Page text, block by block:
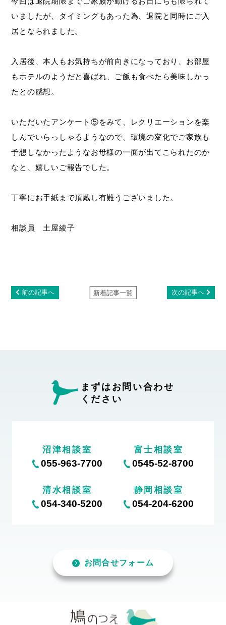
いましたが、タイミングもあった為、退院と同時にご入
居となられました。
入居後、本人もお気持ちが前向きになっており、お部屋
もホテルのようだと喜ばれ、ご飯も食べたら美味しかっ
たとの感想。
いただいたアンケート⑤をみて、レクリエーションを楽
しんでいらっしゃるようなので、環境の変化でご家族も
予想しなかったようなお母様の一面が出てこられたのか
なと、嬉しいご報告でした。
丁寧にお手紙まで頂戴し有難うございました。
相談員 土屋綾子
前の記事へ 次の記事へ
新着記事一覧
まずはお問い合わせ
ください
沼津相談室
055-963-7700
富士相談室
0545-52-8700
清水相談室
054-340-5200
静岡相談室
054-204-6200
お問合せフォーム